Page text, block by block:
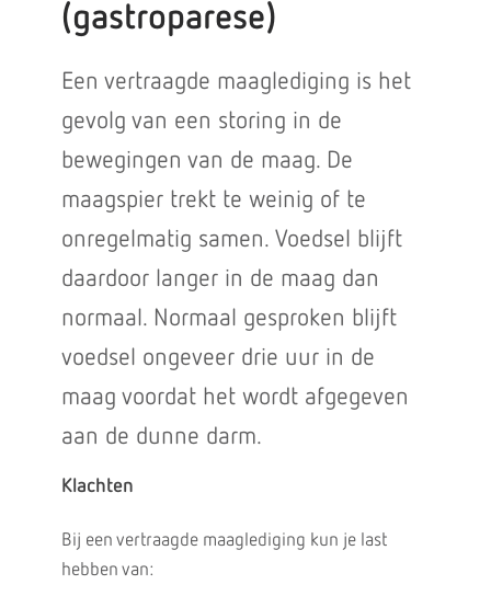
(gastroparese)
Een vertraagde maaglediging is het
gevolg van een storing in de
bewegingen van de maag. De
maagspier trekt te weinig of te
onregelmatig samen. Voedsel blijft
daardoor langer in de maag dan
normaal. Normaal gesproken blijft
voedsel ongeveer drie uur in de
maag voordat het wordt afgegeven
aan de dunne darm.
Klachten
Bij een vertraagde maaglediging kun je last
hebben van: